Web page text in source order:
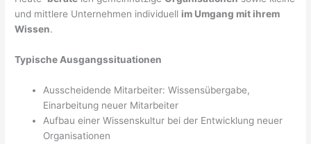
und mittlere Unternehmen individuell im Umgang mit ihrem
Wissen.
Typische Ausgangssituationen
Ausscheidende Mitarbeiter: Wissensübergabe,
Einarbeitung neuer Mitarbeiter
Aufbau einer Wissenskultur bei der Entwicklung neuer
Organisationen